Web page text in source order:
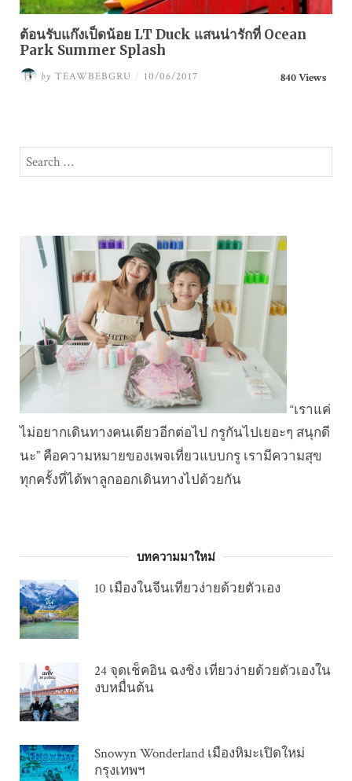
ต้อนรับแก๊งเป็ดน้อย LT Duck แสนน่ารักที่ Ocean
Park Summer Splash
by TEAWBEBGRU / 10/06/2017 840 Views
Search
for:
“เราแค่
ไม่อยากเดินทางคนเดียวอีกต่อไป กรูกันไปเยอะๆ สนุกดี
นะ” คือความหมายของเพจเที่ยวแบบกรู เรามีความสุข
ทุกครั้งที่ได้พาลูกออกเดินทางไปด้วยกัน
บทความมาใหม่
10 เมืองในจีนเที่ยวง่ายด้วยตัวเอง
24 จุดเช็คอิน ฉงชิ่ง เที่ยวง่ายด้วยตัวเองใน
งบหมื่นต้น
Snowyn Wonderland เมืองหิมะเปิดใหม่
กรุงเทพฯ